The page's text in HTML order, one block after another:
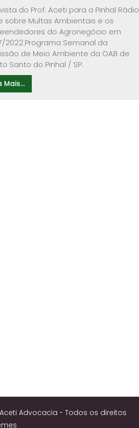
do Prof. Aceti para a Pinhal Rádio
sobre Multas Ambientais e os
do Agronegócio em
2022.Programa Semanal da
de Meio Ambiente da OAB de
Santo do Pinhal / SP.
Mais...
- Aceti Advocacia - Todos os direitos